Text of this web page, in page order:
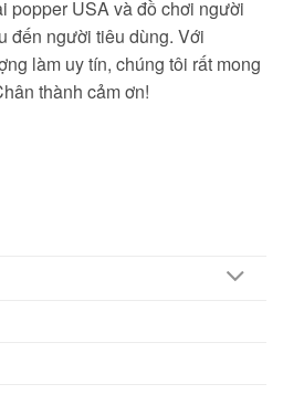
popper USA và đồ chơi người
đến người tiêu dùng. Với
làm uy tín, chúng tôi rất mong
thành cảm ơn!